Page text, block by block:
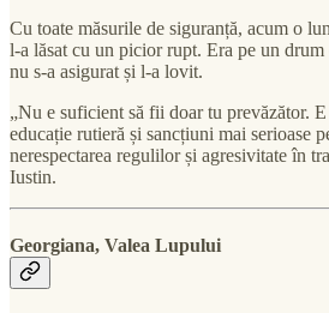
Cu toate măsurile de siguranță, acum o
l-a lăsat cu un picior rupt. Era pe un
nu s-a asigurat și l-a lovit.
„Nu e suficient să fii doar tu prevăzător.
educație rutieră și sancțiuni mai serioase
nerespectarea regulilor și agresivitate în
Iustin.
Georgiana, Valea Lupului